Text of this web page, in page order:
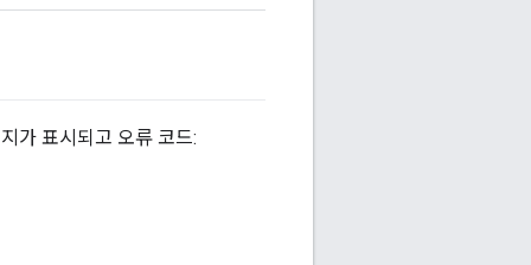
가 표시되고 오류 코드: